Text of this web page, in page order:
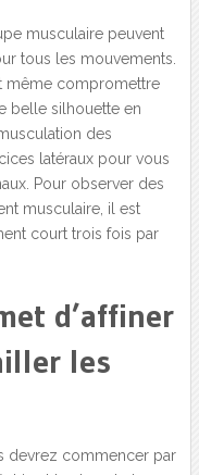
musculaire peuvent
tous les mouvements.
même compromettre
belle silhouette en
des
latéraux pour vous
Pour observer des
musculaire, il est
court trois fois par
d’affiner
les
devrez commencer par